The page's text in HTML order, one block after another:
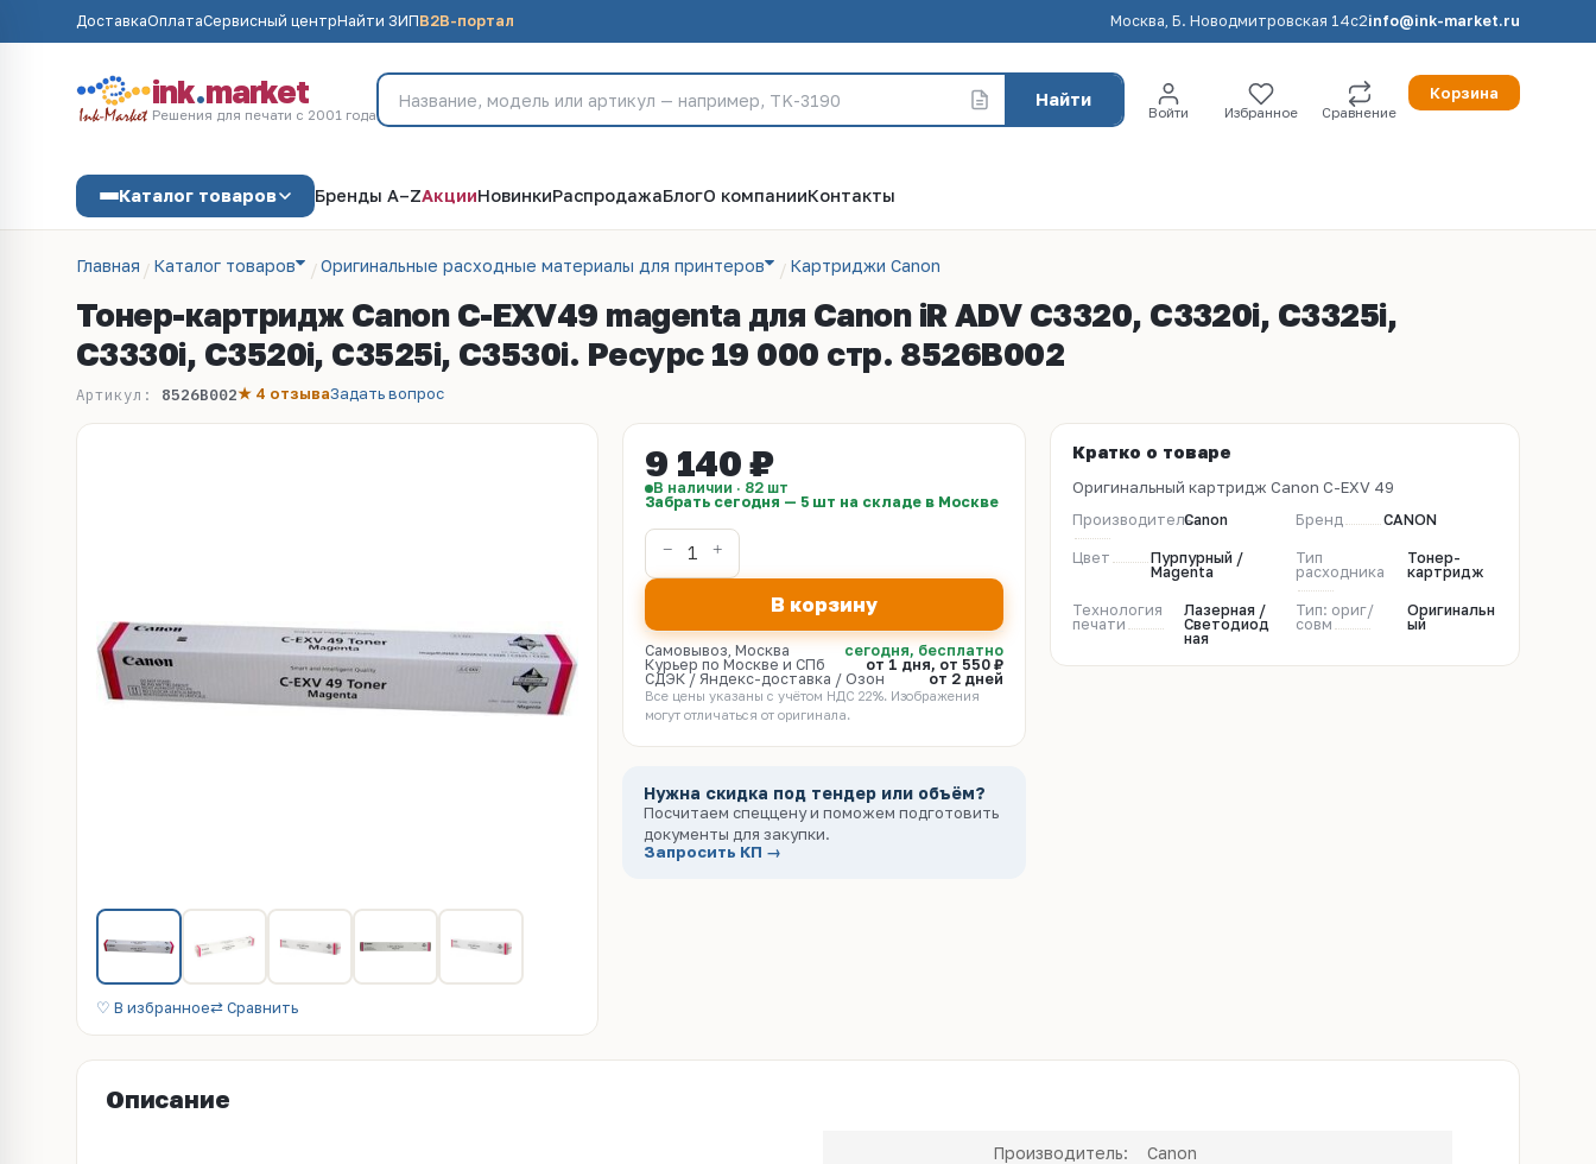
ДоставкаОплатаСервисный центрНайти ЗИПB2B-портал Москва, Б. Новодмитровская 14с2info@ink-market.ru
ink.market
Решения для печати с 2001 года
Найти
Войти Избранное Сравнение
Корзина
Каталог товаров Бренды A–ZАкцииНовинкиРаспродажаБлогО компанииКонтакты
Главная Каталог товаров Оригинальные расходные материалы для принтеров Картриджи Canon
Тонер-картридж Canon C-EXV49 magenta для Canon iR ADV C3320, C3320i, C3325i,
C3330i, C3520i, C3525i, C3530i. Ресурс 19 000 стр. 8526B002
Артикул: 8526B002★ 4 отзываЗадать вопрос
♡ В избранное⇄ Сравнить
9 140 ₽
В наличии · 82 шт
Забрать сегодня — 5 шт на складе в Москве
В корзину
Самовывоз, Москва
сегодня, бесплатно
Курьер по Москве и СПб
от 1 дня, от 550 ₽
СДЭК / Яндекс-доставка / Озон
от 2 дней
Все цены указаны с учётом НДС 22%. Изображения
могут отличаться от оригинала.
Нужна скидка под тендер или объём?
Посчитаем спеццену и поможем подготовить
документы для закупки.
Запросить КП →
Кратко о товаре
Оригинальный картридж Canon C-EXV 49
ПроизводительCanon Бренд CANON
Цвет
Пурпурный /
Magenta
Тип
расходника
Тонер-
картридж
Технология
печати
Лазерная /
Светодиод
ная
Тип: ориг/
совм
Оригинальн
ый
Описание
Производитель: Canon